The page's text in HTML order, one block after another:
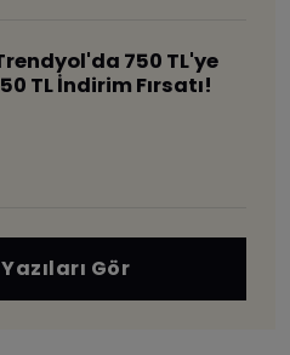
750 TL'ye
TL İndirim Fırsatı!
Gör